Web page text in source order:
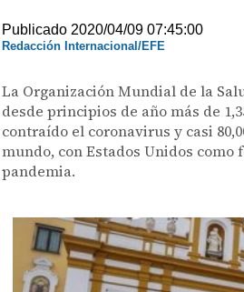
Publicado 2020/04/09 07:45:00
Redacción Internacional/EFE
La Organización Mundial de la
desde principios de año más de
contraído el coronavirus y casi
mundo, con Estados Unidos como
pandemia.